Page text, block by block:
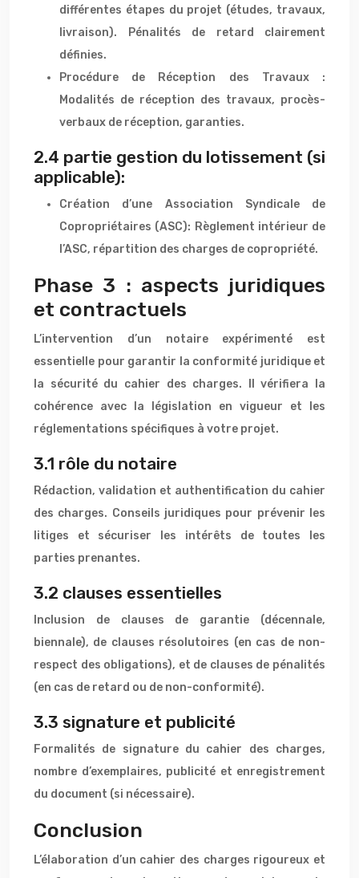
différentes étapes du projet (études, travaux,
livraison). Pénalités de retard clairement
définies.
Procédure de Réception des Travaux :
Modalités de réception des travaux, procès-
verbaux de réception, garanties.
2.4 partie gestion du lotissement (si
applicable):
Création d’une Association Syndicale de
Copropriétaires (ASC): Règlement intérieur de
l’ASC, répartition des charges de copropriété.
Phase 3 : aspects juridiques
et contractuels
L’intervention d’un notaire expérimenté est
essentielle pour garantir la conformité juridique et
la sécurité du cahier des charges. Il vérifiera la
cohérence avec la législation en vigueur et les
réglementations spécifiques à votre projet.
3.1 rôle du notaire
Rédaction, validation et authentification du cahier
des charges. Conseils juridiques pour prévenir les
litiges et sécuriser les intérêts de toutes les
parties prenantes.
3.2 clauses essentielles
Inclusion de clauses de garantie (décennale,
biennale), de clauses résolutoires (en cas de non-
respect des obligations), et de clauses de pénalités
(en cas de retard ou de non-conformité).
3.3 signature et publicité
Formalités de signature du cahier des charges,
nombre d’exemplaires, publicité et enregistrement
du document (si nécessaire).
Conclusion
L’élaboration d’un cahier des charges rigoureux et